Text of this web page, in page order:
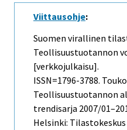
Viittausohje:
Suomen virallinen
Teollisuustuotannon
[verkkojulkaisu].
ISSN=1796-3788.
Teollisuustuotannon
trendisarja 2007/
Helsinki: